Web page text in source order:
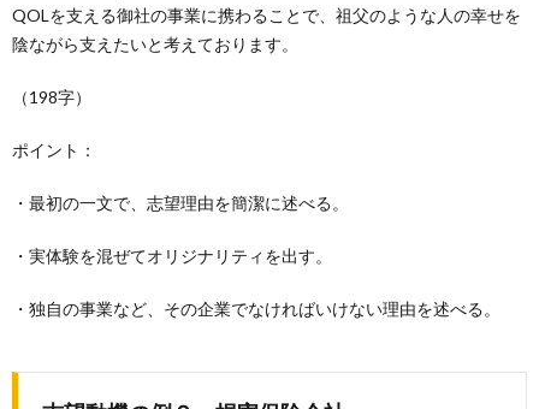
QOLを支える御社の事業に携わることで、祖父のような人の幸せを
陰ながら支えたいと考えております。
（198字）
ポイント：
・最初の一文で、志望理由を簡潔に述べる。
・実体験を混ぜてオリジナリティを出す。
・独自の事業など、その企業でなければいけない理由を述べる。